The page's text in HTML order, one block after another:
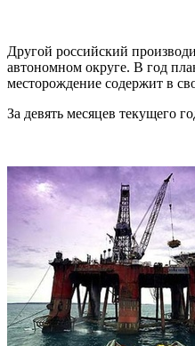
Другой российский
автономном округе. В год
месторождение содержит в
За девять месяцев текущего